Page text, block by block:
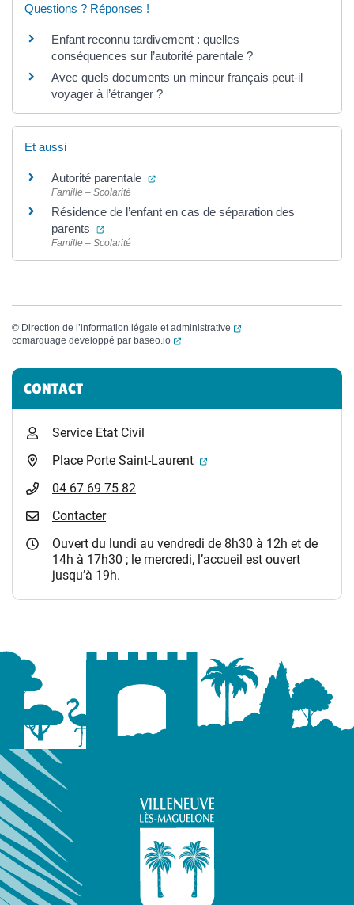
Questions ? Réponses !
Enfant reconnu tardivement : quelles
conséquences sur l’autorité parentale ?
Avec quels documents un mineur français peut-il
voyager à l’étranger ?
Et aussi
Autorité parentale (ouverture dans un nouvel onglet)
Famille – Scolarité
Résidence de l’enfant en cas de séparation des
parents
(ouverture dans un nouvel onglet)
Famille – Scolarité
© Direction de l’information légale et administrative
(ouverture dans un
comarquage developpé par baseo.io (ouverture dans un nouvel onglet)
Informations complémentaires
CONTACT
Service Etat Civil
Place Porte Saint-Laurent
(ouverture dans un
04 67 69 75 82
Contacter
Ouvert du lundi au vendredi de 8h30 à 12h et de
14h à 17h30 ; le mercredi, l’accueil est ouvert
jusqu’à 19h.